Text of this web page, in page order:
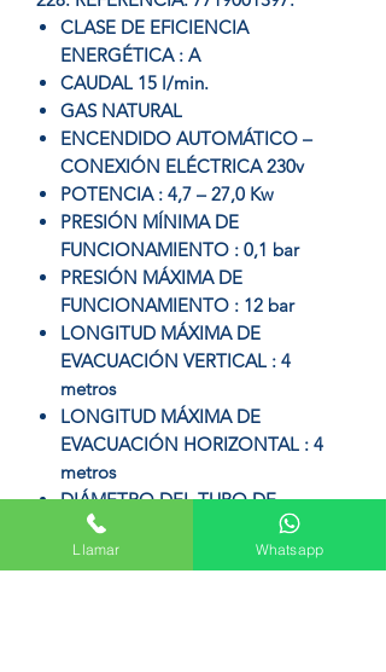
CLASE DE EFICIENCIA
ENERGÉTICA : A
CAUDAL 15 l/min.
GAS NATURAL
ENCENDIDO AUTOMÁTICO –
CONEXIÓN ELÉCTRICA 230v
POTENCIA : 4,7 – 27,0 Kw
PRESIÓN MÍNIMA DE
FUNCIONAMIENTO : 0,1 bar
PRESIÓN MÁXIMA DE
FUNCIONAMIENTO : 12 bar
LONGITUD MÁXIMA DE
EVACUACIÓN VERTICAL : 4
metros
LONGITUD MÁXIMA DE
EVACUACIÓN HORIZONTAL : 4
metros
DIÁMETRO DEL TUBO DE
EVACUACIÓN : 80/110
COMPLATIBLE CON
Llamar Whatsapp